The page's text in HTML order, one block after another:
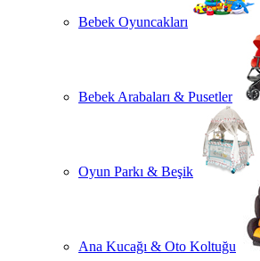
Bebek Oyuncakları
Bebek Arabaları & Pusetler
Oyun Parkı & Beşik
Ana Kucağı & Oto Koltuğu